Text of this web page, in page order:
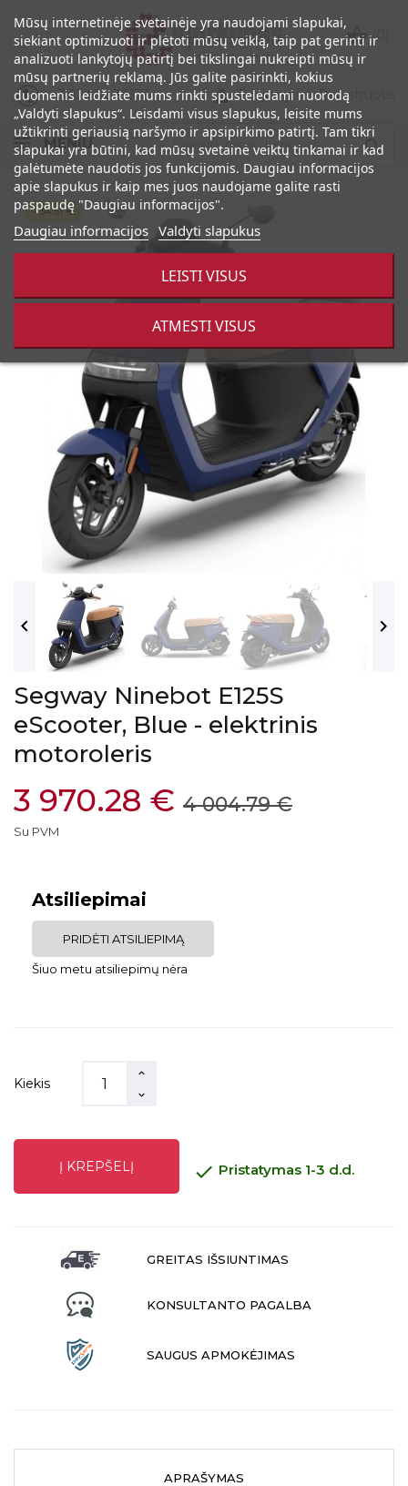
 (0)
+370 686 32333  Prisijungti|Registruotis
MENIU 
- 34.51 €
- 34.51 €
 
Segway Ninebot E125S
eScooter, Blue - elektrinis
motoroleris
3 970.28 € 4 004.79 €
Su PVM
Atsiliepimai
PRIDĖTI ATSILIEPIMĄ
Šiuo metu atsiliepimų nėra
Kiekis
Į KREPŠELĮ  Pristatymas 1-3 d.d.
GREITAS IŠSIUNTIMAS
KONSULTANTO PAGALBA
SAUGUS APMOKĖJIMAS
APRAŠYMAS
Mūsų internetinėje svetainėje yra naudojami slapukai,
siekiant optimizuoti ir plėtoti mūsų veiklą, taip pat gerinti ir
analizuoti lankytojų patirtį bei tikslingai nukreipti mūsų ir
mūsų partnerių reklamą. Jūs galite pasirinkti, kokius
duomenis leidžiate mums rinkti spustelėdami nuorodą
„Valdyti slapukus“. Leisdami visus slapukus, leisite mums
užtikrinti geriausią naršymo ir apsipirkimo patirtį. Tam tikri
slapukai yra būtini, kad mūsų svetainė veiktų tinkamai ir kad
galėtumėte naudotis jos funkcijomis. Daugiau informacijos
apie slapukus ir kaip mes juos naudojame galite rasti
paspaudę "Daugiau informacijos".
Daugiau informacijos Valdyti slapukus
ATMESTI VISUS
LEISTI VISUS